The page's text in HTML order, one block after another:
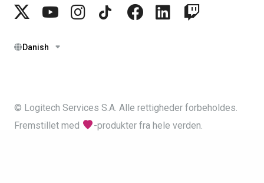
Danish
© Logitech Services S.A. Alle rettigheder forbeholdes.
Fremstillet med
-produkter fra hele verden.